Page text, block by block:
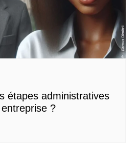
étapes administratives
?